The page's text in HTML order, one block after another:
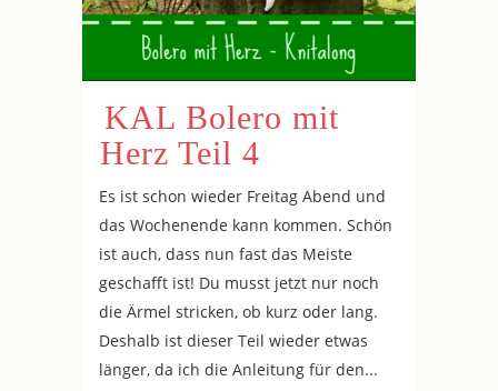
KAL Bolero mit
Herz Teil 4
Es ist schon wieder Freitag Abend und
das Wochenende kann kommen. Schön
ist auch, dass nun fast das Meiste
geschafft ist! Du musst jetzt nur noch
die Ärmel stricken, ob kurz oder lang.
Deshalb ist dieser Teil wieder etwas
länger, da ich die Anleitung für den...